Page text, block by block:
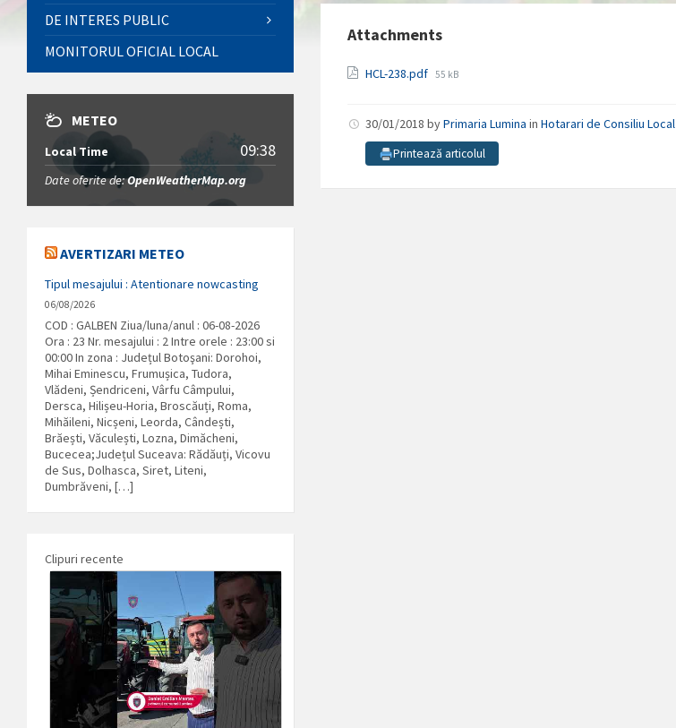
Attachments
HCL-238.pdf File
55 kB
30/01/2018byPrimaria Lumina inHotarari de Consiliu Local
Printează articolul
DE INTERES PUBLIC
MONITORUL OFICIAL LOCAL
METEO
Local Time 09:38
Date oferite de:OpenWeatherMap.org
AVERTIZARI METEO
Tipul mesajului : Atentionare nowcasting
06/08/2026
COD : GALBEN Ziua/luna/anul : 06-08-2026
Ora : 23 Nr. mesajului : 2 Intre orele : 23:00 si
00:00 In zona : Județul Botoşani: Dorohoi,
Mihai Eminescu, Frumușica, Tudora,
Vlădeni, Șendriceni, Vârfu Câmpului,
Dersca, Hilișeu-Horia, Broscăuți, Roma,
Mihăileni, Nicșeni, Leorda, Cândești,
Brăești, Văculești, Lozna, Dimăcheni,
Bucecea;Județul Suceava: Rădăuți, Vicovu
de Sus, Dolhasca, Siret, Liteni,
Dumbrăveni, […]
Clipuri recente